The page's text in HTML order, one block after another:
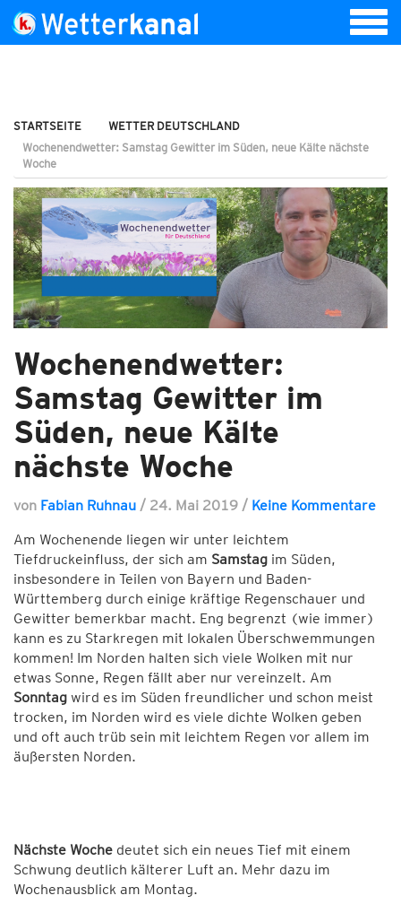
STARTSEITE
WETTER DEUTSCHLAND
Wochenendwetter: Samstag Gewitter im Süden, neue Kälte nächste
Woche
Wochenendwetter:
Samstag Gewitter im
Süden, neue Kälte
nächste Woche
von Fabian Ruhnau / 24. Mai 2019 / Keine Kommentare
Am Wochenende liegen wir unter leichtem
Tiefdruckeinfluss, der sich am Samstag im Süden,
insbesondere in Teilen von Bayern und Baden-
Württemberg durch einige kräftige Regenschauer und
Gewitter bemerkbar macht. Eng begrenzt (wie immer)
kann es zu Starkregen mit lokalen Überschwemmungen
kommen! Im Norden halten sich viele Wolken mit nur
etwas Sonne, Regen fällt aber nur vereinzelt. Am
Sonntag wird es im Süden freundlicher und schon meist
trocken, im Norden wird es viele dichte Wolken geben
und oft auch trüb sein mit leichtem Regen vor allem im
äußersten Norden.
Nächste Woche deutet sich ein neues Tief mit einem
Schwung deutlich kälterer Luft an. Mehr dazu im
Wochenausblick am Montag.